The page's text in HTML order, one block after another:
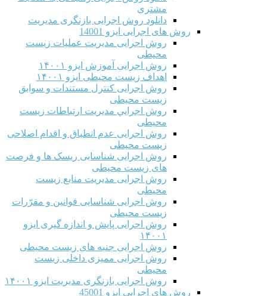
مشتری
دانلود روش اجرایی بازنگری مدیریت
روش های اجرایی ایزو 14001
روش اجرایی مدیریت عملیات زیست
محیطی
روش اجرایی آموزش ایزو ۱۴۰۰۱
اهداف زیست محیطی ایزو ۱۴۰۰۱
روش اجرایی کنترل مستندات و سوابق
زیست محیطی
روش اجرايي مدیریت ارتباطات زیست
محیطی
روش اجرایی عدم انطباق و اقدام اصلاحی
زیست محیطی
روش اجرایی شناسایی ریسک ها و فرصت
های زیست محیطی
روش اجرایی مدیریت منابع زیست
محیطی
روش اجرایی شناسایی قوانین و مقرّرات
زیست محیطی
روش اجرایی پایش و اندازه گیری ایزو
۱۴۰۰۱
روش اجرایی جنبه های زیست محیطی
روش اجرایی ممیزی داخلی زیست
محیطی
روش اجرایی بازنگری مدیریت ایزو ۱۴۰۰۱
روش های اجرایی ایزو 45001